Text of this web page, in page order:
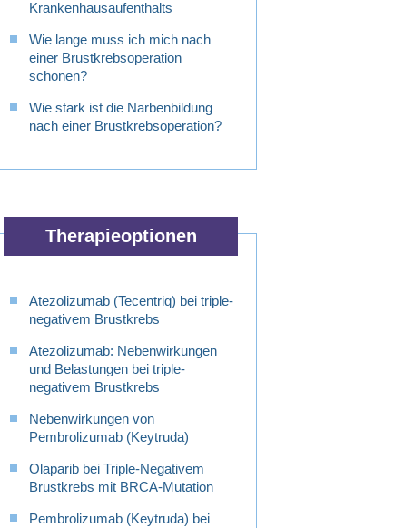
Krankenhausaufenthalts
Wie lange muss ich mich nach
einer Brustkrebsoperation
schonen?
Wie stark ist die Narbenbildung
nach einer Brustkrebsoperation?
Therapieoptionen
Atezolizumab (Tecentriq) bei triple-
negativem Brustkrebs
Atezolizumab: Nebenwirkungen
und Belastungen bei triple-
negativem Brustkrebs
Nebenwirkungen von
Pembrolizumab (Keytruda)
Olaparib bei Triple-Negativem
Brustkrebs mit BRCA-Mutation
Pembrolizumab (Keytruda) bei